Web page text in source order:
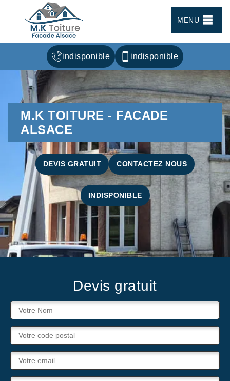
MENU
indisponible indisponible
M.K TOITURE - FACADE
ALSACE
DEVIS GRATUIT CONTACTEZ NOUS
INDISPONIBLE
Devis gratuit